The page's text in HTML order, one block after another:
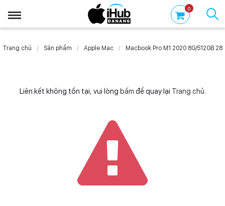
0
Trang chủ Sản phẩm Apple Mac Macbook Pro M1 2020 8G/512GB
Liên kết không tồn tại, vui lòng bấm để quay lại Trang chủ